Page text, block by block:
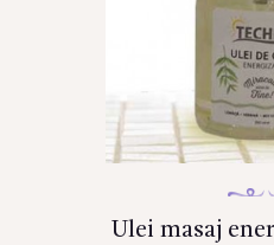
Ulei masaj